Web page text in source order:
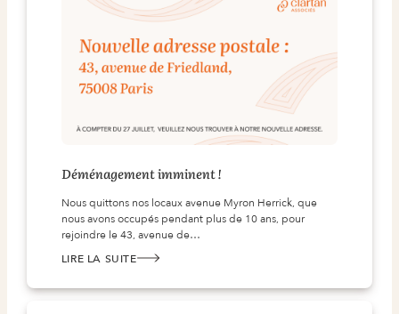
Déménagement imminent !
Nous quittons nos locaux avenue Myron Herrick, que
nous avons occupés pendant plus de 10 ans, pour
rejoindre le 43, avenue de…
LIRE LA SUITE
: